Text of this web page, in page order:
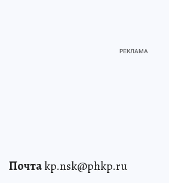
Почтаkp.nsk@phkp.ru